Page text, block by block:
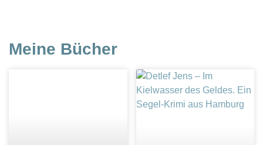
Meine Bücher